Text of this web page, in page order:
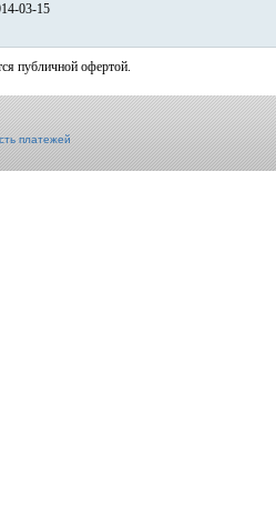
03-15
публичной офертой.
платежей